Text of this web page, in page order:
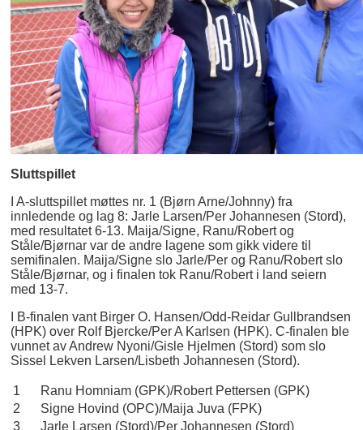
Sluttspillet
I A-sluttspillet møttes nr. 1 (Bjørn Arne/Johnny) fra
innledende og lag 8: Jarle Larsen/Per Johannesen (Stord),
med resultatet 6-13. Maija/Signe, Ranu/Robert og
Ståle/Bjørnar var de andre lagene som gikk videre til
semifinalen. Maija/Signe slo Jarle/Per og Ranu/Robert slo
Ståle/Bjørnar, og i finalen tok Ranu/Robert i land seiern
med 13-7.
I B-finalen vant Birger O. Hansen/Odd-Reidar Gullbrandsen
(HPK) over Rolf Bjercke/Per A Karlsen (HPK). C-finalen ble
vunnet av Andrew Nyoni/Gisle Hjelmen (Stord) som slo
Sissel Lekven Larsen/Lisbeth Johannesen (Stord).
1
Ranu Homniam (GPK)/Robert Pettersen (GPK)
2
Signe Hovind (OPC)/Maija Juva (FPK)
3
Jarle Larsen (Stord)/Per Johannesen (Stord)